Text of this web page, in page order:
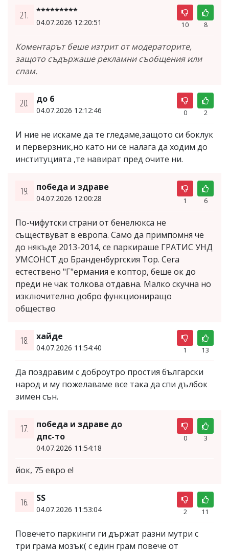
21. *********
04.07.2026 12:20:51 10 8
Коментарът беше изтрит от модераторите,
защото съдържаше рекламни съобщения или
спам.
20. до 6
04.07.2026 12:12:46 0 2
И ние не искаме да те гледаме,защото си боклук
и перверзник,но като ни се налага да ходим до
институцията ,те навират пред очите ни.
19. победа и здраве
04.07.2026 12:00:28 1 6
По-чифутски страни от бенелюкса не
съществуват в европа. Само да примпомня че
до някъде 2013-2014, се паркираше ГРАТИС УНД
УМСОНСТ до Бранденбургския Тор. Сега
естествено "Г"ермания е коптор, беше ок до
преди не чак толкова отдавна. Малко скучна но
изключително добро функциониращо
общество
18. хайде
04.07.2026 11:54:40 1 13
Да поздравим с доброутро простия български
народ и му пожелаваме все така да спи дълбок
зимен сън.
17.
победа и здраве до
дпс-то
04.07.2026 11:54:18
0 3
йок, 75 евро е!
16. SS
04.07.2026 11:53:04 2 11
Повечето паркинги ги държат разни мутри с
три грама мозък( с един грам повече от